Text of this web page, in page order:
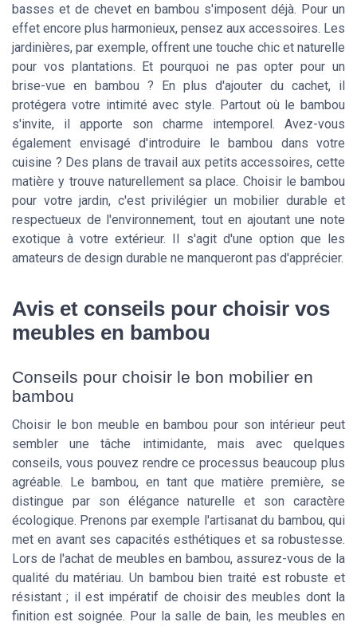
basses et de chevet en bambou s'imposent déjà. Pour un
effet encore plus harmonieux, pensez aux accessoires. Les
jardinières, par exemple, offrent une touche chic et naturelle
pour vos plantations. Et pourquoi ne pas opter pour un
brise-vue en bambou ? En plus d'ajouter du cachet, il
protégera votre intimité avec style. Partout où le bambou
s'invite, il apporte son charme intemporel. Avez-vous
également envisagé d'introduire le bambou dans votre
cuisine ? Des plans de travail aux petits accessoires, cette
matière y trouve naturellement sa place. Choisir le bambou
pour votre jardin, c'est privilégier un mobilier durable et
respectueux de l'environnement, tout en ajoutant une note
exotique à votre extérieur. Il s'agit d'une option que les
amateurs de design durable ne manqueront pas d'apprécier.
Avis et conseils pour choisir vos
meubles en bambou
Conseils pour choisir le bon mobilier en
bambou
Choisir le bon meuble en bambou pour son intérieur peut
sembler une tâche intimidante, mais avec quelques
conseils, vous pouvez rendre ce processus beaucoup plus
agréable. Le bambou, en tant que matière première, se
distingue par son élégance naturelle et son caractère
écologique. Prenons par exemple l'artisanat du bambou, qui
met en avant ses capacités esthétiques et sa robustesse.
Lors de l'achat de meubles en bambou, assurez-vous de la
qualité du matériau. Un bambou bien traité est robuste et
résistant ; il est impératif de choisir des meubles dont la
finition est soignée. Pour la salle de bain, les meubles en